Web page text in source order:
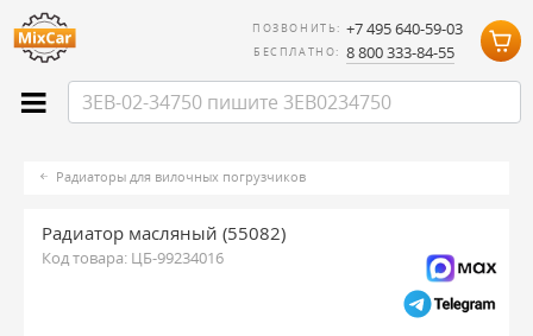
ПОЗВОНИТЬ: +7 495 640-59-03
БЕСПЛАТНО: 8 800 333-84-55
Радиаторы для вилочных погрузчиков
Радиатор масляный (55082)
Код товара: ЦБ-99234016